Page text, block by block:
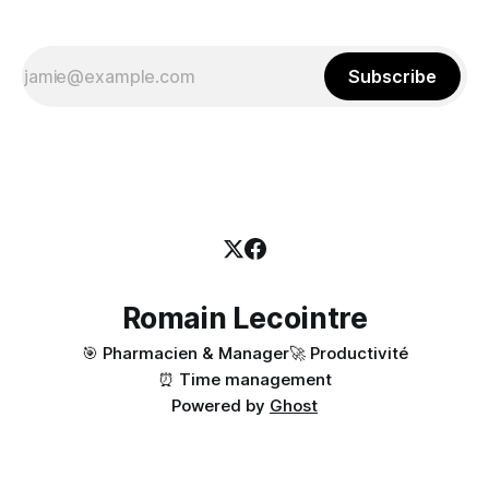
Subscribe
Romain Lecointre
🎯 Pharmacien & Manager🚀 Productivité
⏰ Time management
Powered by Ghost